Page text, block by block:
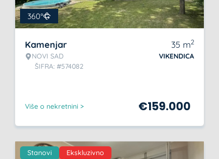
360°
Kamenjar
NOVI SAD
ŠIFRA: #574082
35 m2
VIKENDICA
Više o nekretnini > €159.000
Stanovi Ekskluzivno